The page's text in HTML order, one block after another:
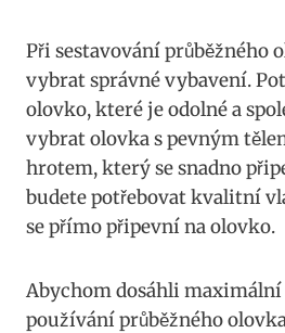
Při sestavování průběžného
vybrat správné⁢ vybavení.
olovko, které ⁢je odolné a
vybrat olovka s pevným
hrotem,⁣ který se snadno​
budete ⁣potřebovat kvalitní
se přímo připevní na olovko.
Abychom dosáhli
používání průběžného